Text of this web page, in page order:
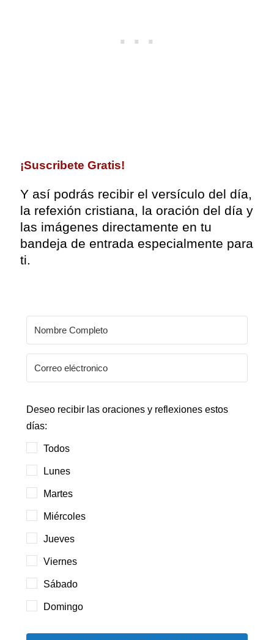
¡Suscribete Gratis!
Y así podrás recibir el versículo del día,
la refexión cristiana, la oración del día y
las imágenes directamente en tu
bandeja de entrada especialmente para
ti.
Deseo recibir las oraciones y reflexiones estos
días:
Todos
Lunes
Martes
Miércoles
Jueves
Viernes
Sábado
Domingo